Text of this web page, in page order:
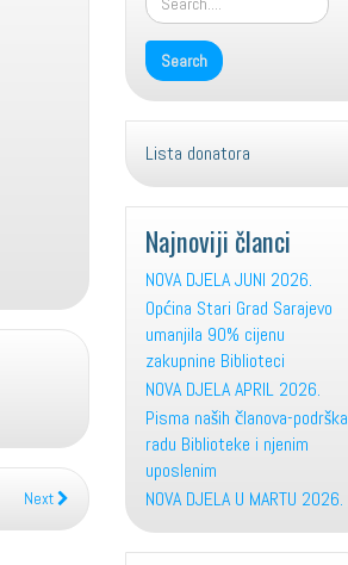
Next
Lista donatora
Najnoviji članci
NOVA DJELA JUNI 2026.
Općina Stari Grad Sarajevo
umanjila 90% cijenu
zakupnine Biblioteci
NOVA DJELA APRIL 2026.
Pisma naših članova-podrška
radu Biblioteke i njenim
uposlenim
NOVA DJELA U MARTU 2026.